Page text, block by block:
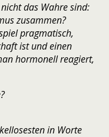
das Wahre sind:
zusammen?
pragmatisch,
ist und einen
hormonell reagiert,
in Worte